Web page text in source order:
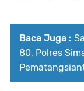
Baca Juga :
80, Polres